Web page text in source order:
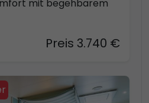
mit begehbarem
Preis 3.740 €